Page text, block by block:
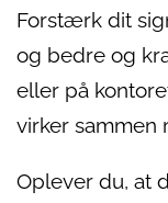
Forstærk dit
og bedre og
eller på
virker sammen
Oplever du, at